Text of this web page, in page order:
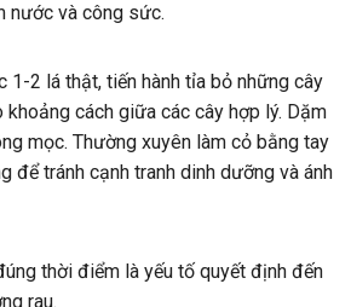
nước và công sức.
1-2 lá thật, tiến hành tỉa bỏ những cây
cách giữa các cây hợp lý. Dặm
mọc. Thường xuyên làm cỏ bằng tay
để tránh cạnh tranh dinh dưỡng và ánh
thời điểm là yếu tố quyết định đến
rau.